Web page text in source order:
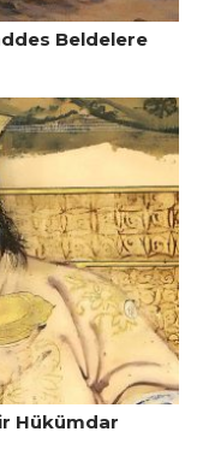
Beldelere
Hükümdar